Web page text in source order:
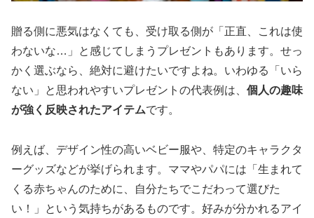
贈る側に悪気はなくても、受け取る側が「正直、これは使
わないな…」と感じてしまうプレゼントもあります。せっ
かく選ぶなら、絶対に避けたいですよね。いわゆる「いら
ない」と思われやすいプレゼントの代表例は、 個人の趣味
が強く反映されたアイテムです。
例えば、デザイン性の高いベビー服や、特定のキャラクタ
ーグッズなどが挙げられます。ママやパパには「生まれて
くる赤ちゃんのために、自分たちでこだわって選びた
い！」という気持ちがあるものです。好みが分かれるアイ